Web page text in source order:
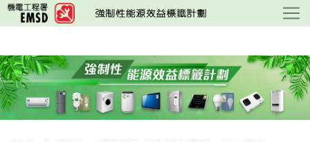
跳
至
要
內
容